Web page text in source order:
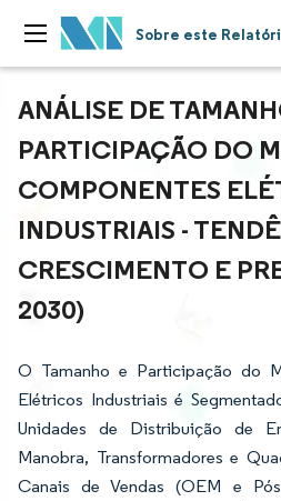
Sobre este
ANÁLISE DE
PARTICIPAÇÃO DO
COMPONENTES
INDUSTRIAIS -
CRESCIMENTO E
2030)
O Tamanho e Participação do
Elétricos Industriais é
Unidades de Distribuição de
Manobra, Transformadores e
Canais de Vendas (OEM e